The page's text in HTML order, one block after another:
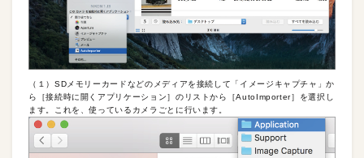
（１）SDメモリーカードなどのメディアを接続して「イメージキャプチャ」か
ら［接続時に開くアプリケーション］のリストから［AutoImporter］を選択し
ます。これを、使っているカメラごとに行います。